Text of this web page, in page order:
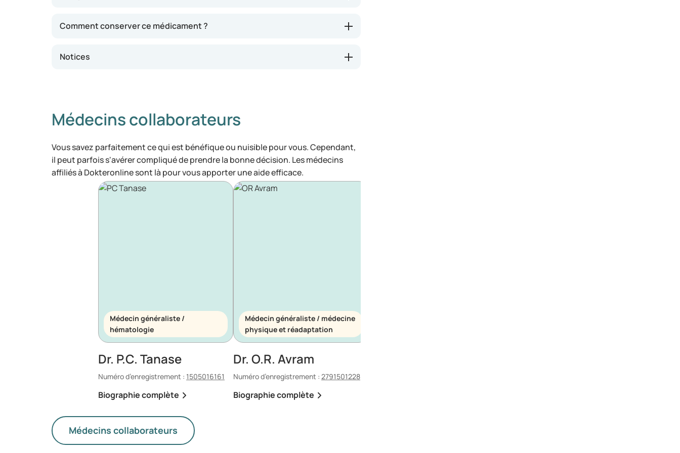
Comment conserver ce médicament ?
Notices
Médecins collaborateurs
Vous savez parfaitement ce qui est bénéfique ou nuisible pour vous. Cependant,
il peut parfois s'avérer compliqué de prendre la bonne décision. Les médecins
affiliés à Dokteronline sont là pour vous apporter une aide efficace.
Médecin généraliste /
hématologie
Dr. P.C. Tanase
Numéro d’enregistrement : 1505016161
Biographie complète
Médecin généraliste / médecine
physique et réadaptation
Dr. O.R. Avram
Numéro d’enregistrement : 2791501228
Biographie complète
Médecins collaborateurs